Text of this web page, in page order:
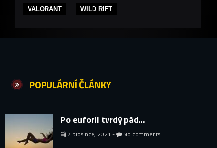
VALORANT WILD RIFT
POPULÁRNÍ ČLÁNKY
Po euforii tvrdý pád…
7 prosince, 2021 - No comments